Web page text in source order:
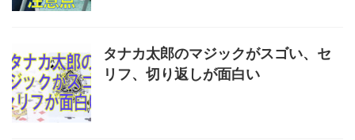
タナカ太郎のマジックがスゴい、セ
リフ、切り返しが面白い